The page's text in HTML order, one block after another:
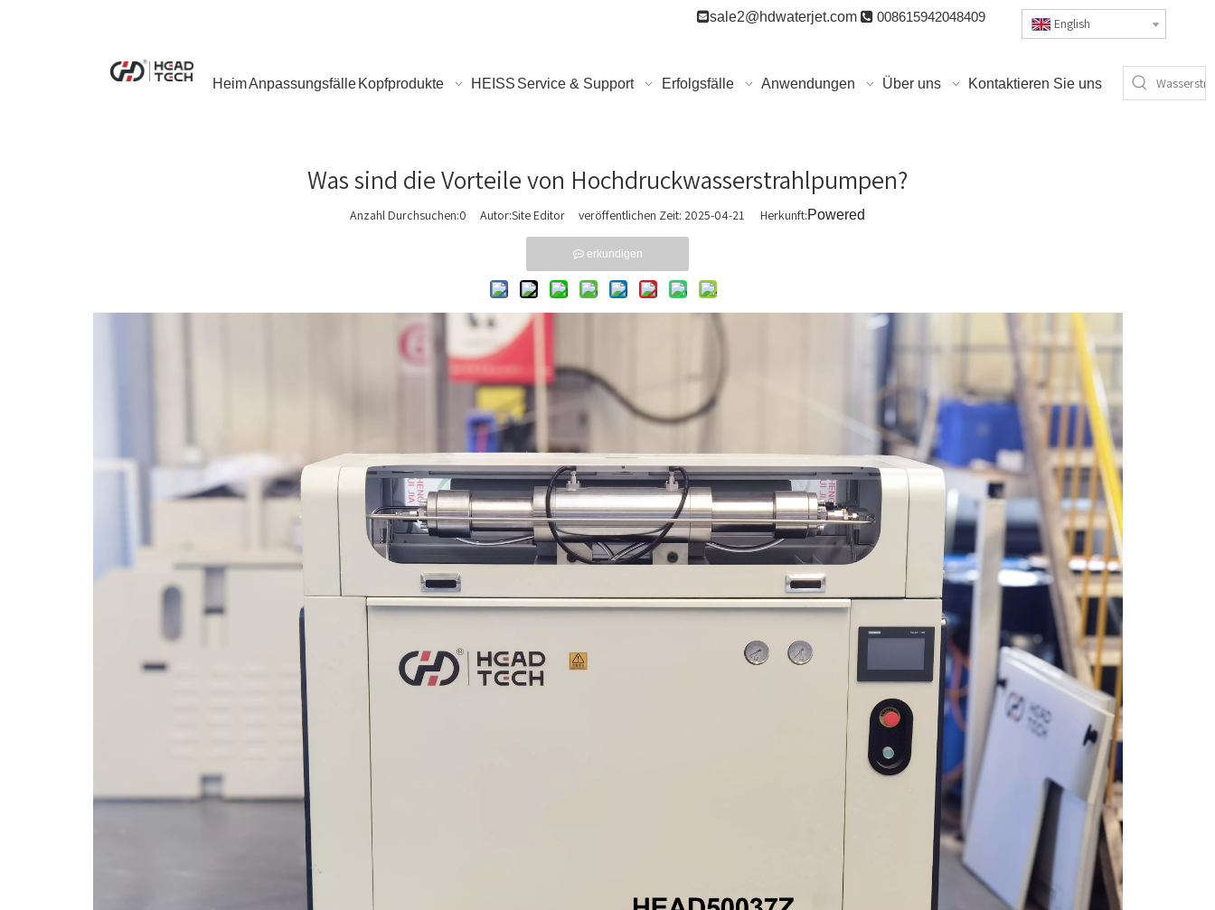
sale2@hdwaterjet.com  008615942048409 English
HeimAnpassungsfälle Kopfprodukte HEISS Service & Support Erfolgsfälle Anwendungen Über uns Kontaktieren Sie uns
Was sind die Vorteile von Hochdruckwasserstrahlpumpen?
Anzahl Durchsuchen:0 Autor:Site Editor veröffentlichen Zeit: 2025-04-21 Herkunft:Powered
erkundigen